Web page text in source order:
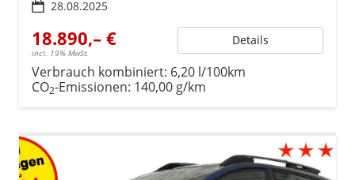
28.08.2025
18.890,– €
incl. 19% MwSt.
Details
Verbrauch kombiniert: 6,20 l/100km
CO2-Emissionen: 140,00 g/km